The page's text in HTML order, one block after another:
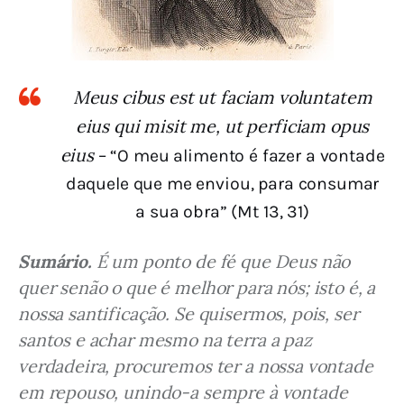
Meus cibus est ut faciam voluntatem
eius qui misit me, ut perficiam opus
eius– “O meu alimento é fazer a vontade
daquele que me enviou, para consumar
a sua obra” (Mt 13, 31)
Sumário. É um ponto de fé que Deus não
quer senão o que é melhor para nós; isto é, a
nossa santificação. Se quisermos, pois, ser
santos e achar mesmo na terra a paz
verdadeira, procuremos ter a nossa vontade
em repouso, unindo-a sempre à vontade